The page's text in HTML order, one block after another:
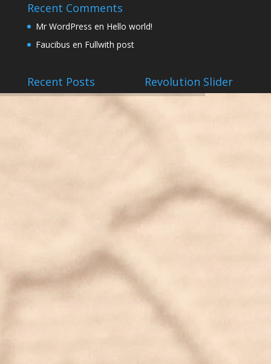
Recent Comments
Mr WordPress en Hello world!
Faucibus en Fullwith post
Recent Posts Revolution Slider